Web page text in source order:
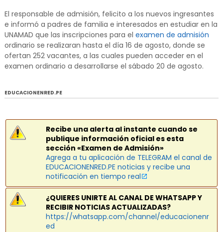
El responsable de admisión, felicito a los nuevos ingresantes
e informó a padres de familia e interesados en estudiar en la
UNAMAD que las inscripciones para el examen de admisión
ordinario se realizaran hasta el día 16 de agosto, donde se
ofertan 252 vacantes, a las cuales pueden acceder en el
examen ordinario a desarrollarse el sábado 20 de agosto.
EDUCACIONENRED.PE
Recibe una alerta al instante cuando se
publique información oficial es esta
sección «Examen de Admisión»
Agrega a tu aplicación de TELEGRAM el canal de
EDUCACIONENRED.PE noticias y recibe una
notificación en tiempo real
¿QUIERES UNIRTE AL CANAL DE WHATSAPP Y
RECIBIR NOTICIAS ACTUALIZADAS?
https://whatsapp.com/channel/educacionenr
ed